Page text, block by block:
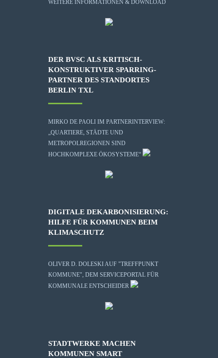
WEITERE INFORMATIONEN & DOWNLOAD
DER BVSC ALS KRITISCH-
KONSTRUKTIVER SPARRING-
PARTNER DES STANDORTES
BERLIN TXL
MIRKO DE PAOLI IM PARTNERINTERVIEW:
„QUARTIERE, STÄDTE UND
METROPOLREGIONEN SIND
HOCHKOMPLEXE ÖKOSYSTEME“
DIGITALE DEKARBONISIERUNG:
HILFE FÜR KOMMUNEN BEIM
KLIMASCHUTZ
OLIVER D. DOLESKI AUF "TREFFPUNKT
KOMMUNE", DEM SERVICEPORTAL FÜR
KOMMUNALE ENTSCHEIDER
STADTWERKE MACHEN
KOMMUNEN SMART